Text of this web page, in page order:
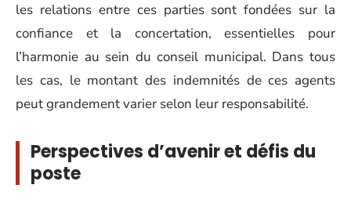
les relations entre ces parties sont fondées sur la
confiance et la concertation, essentielles pour
l’harmonie au sein du conseil municipal. Dans tous
les cas, le montant des indemnités de ces agents
peut grandement varier selon leur responsabilité.
Perspectives d’avenir et défis du
poste